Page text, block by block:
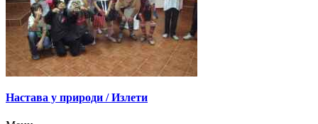
Настава у природи / Излети